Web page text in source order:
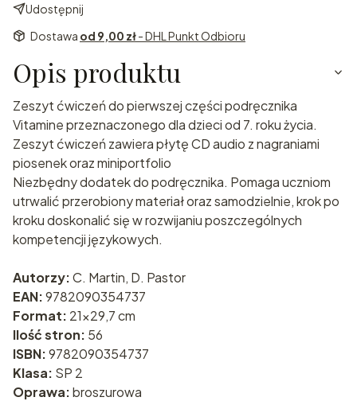
Udostępnij
Dostawa od 9,00 zł- DHL Punkt Odbioru
Opis produktu
Zeszyt ćwiczeń do pierwszej części podręcznika
Vitamine przeznaczonego dla dzieci od 7. roku życia.
Zeszyt ćwiczeń zawiera płytę CD audio z nagraniami
piosenek oraz miniportfolio
Niezbędny dodatek do podręcznika. Pomaga uczniom
utrwalić przerobiony materiał oraz samodzielnie, krok po
kroku doskonalić się w rozwijaniu poszczególnych
kompetencji językowych.
Autorzy:C. Martin, D. Pastor
EAN:9782090354737
Format: 21x29,7 cm
Ilość stron: 56
ISBN:9782090354737
Klasa: SP 2
Oprawa:broszurowa